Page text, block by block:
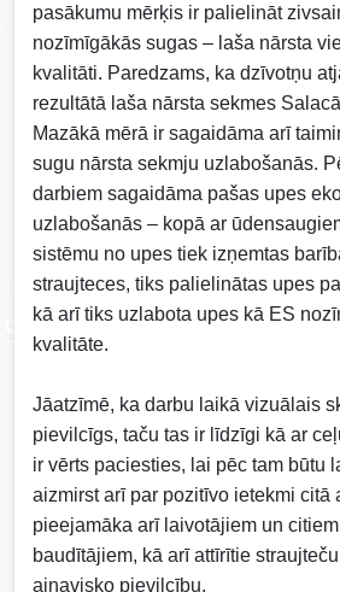
pasākumu mērķis ir palielināt
nozīmīgākās sugas – laša nārsta
kvalitāti. Paredzams, ka dzīvotņu
rezultātā laša nārsta sekmes
Mazākā mērā ir sagaidāma arī
sugu nārsta sekmju uzlabošanās.
darbiem sagaidāma pašas upes
uzlabošanās – kopā ar
sistēmu no upes tiek izņemtas
straujteces, tiks palielinātas upes
kā arī tiks uzlabota upes kā ES
kvalitāte.
Jāatzīmē, ka darbu laikā vizuālais
pievilcīgs, taču tas ir līdzīgi kā ar
ir vērts paciesties, lai pēc tam būtu
aizmirst arī par pozitīvo ietekmi citā
pieejamāka arī laivotājiem un
baudītājiem, kā arī attīrītie
ainavisko pievilcību.